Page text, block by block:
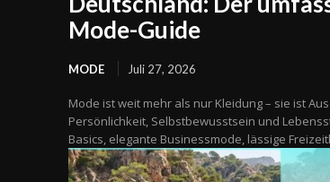
Mode-Guide
MODE Juli 27, 2026
Mode ist weit mehr als nur Kleidung – sie ist
Persönlichkeit, Selbstbewusstsein und
Basics, elegante Businessmode, lässige